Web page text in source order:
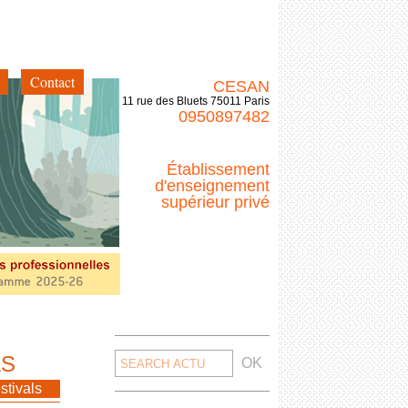
Contact CESAN
11 rue des Bluets 75011 Paris
0950897482
Établissement
d'enseignement
supérieur privé
Retour
Search
for: